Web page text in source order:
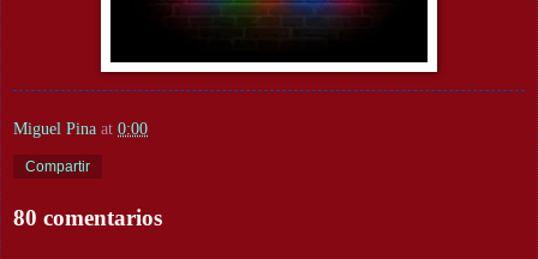
Miguel Pina at 0:00
Compartir
80 comentarios